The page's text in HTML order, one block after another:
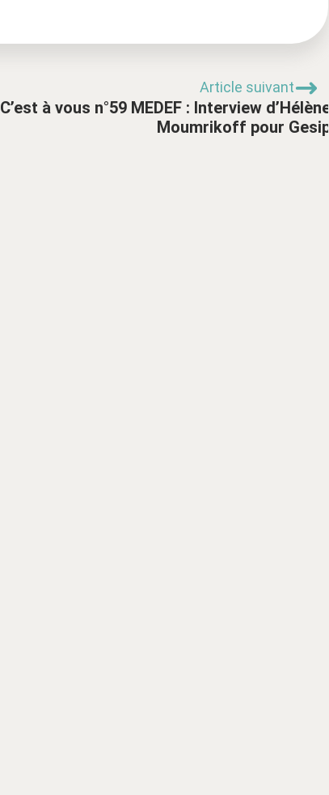
Article suivant
C’est à vous n°59 MEDEF : Interview d’Hélène
Moumrikoff pour Gesip